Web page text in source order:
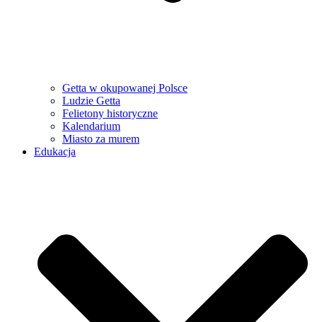
Getta w okupowanej Polsce
Ludzie Getta
Felietony historyczne
Kalendarium
Miasto za murem
Edukacja